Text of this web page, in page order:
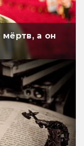
а он